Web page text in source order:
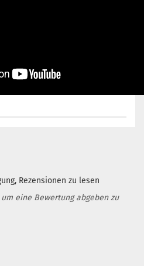
Rezensionen zu lesen
eine Bewertung abgeben zu